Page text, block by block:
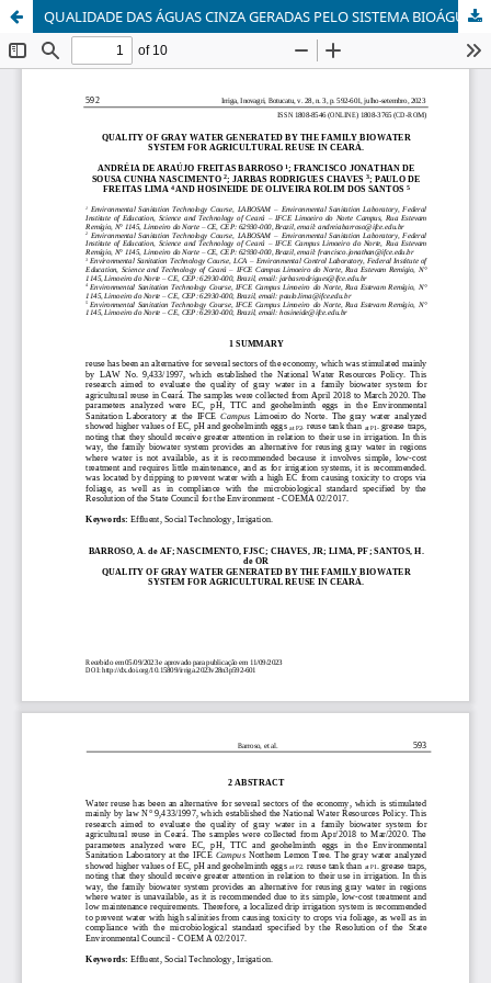
QUALIDADE DAS ÁGUAS CINZA GERADAS PELO SISTEMA BIOÁGUA FAMILIAR PARA REÚSO AGRÍCOLA NO CEARÁ